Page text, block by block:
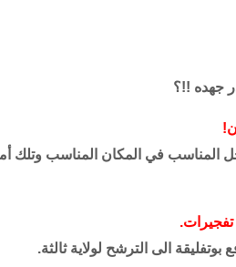
جهده !!؟
المناسب في المكان المناسب وتلك
الى الترشح لولاية ثالثة.